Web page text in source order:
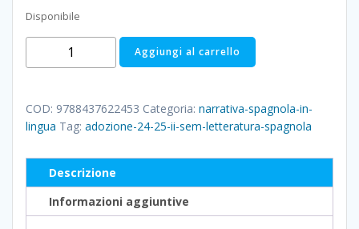
Disponibile
DE
ALBA
(
quantità
Aggiungi al carrello
COD: 9788437622453 Categoria: narrativa-spagnola-in-
lingua Tag: adozione-24-25-ii-sem-letteratura-spagnola
Descrizione
Informazioni aggiuntive